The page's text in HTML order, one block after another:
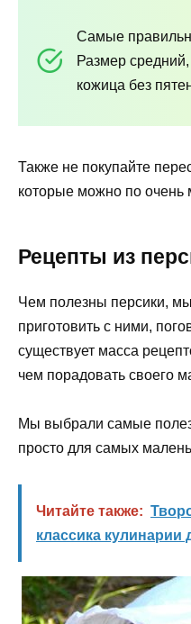
Самые
Размер
кожица без
Также не покупайте
которые можно по очень
Рецепты из
Чем полезны персики,
приготовить с ними,
существует масса
чем порадовать своего
Мы выбрали самые
просто для самых
Читайте также:
классика